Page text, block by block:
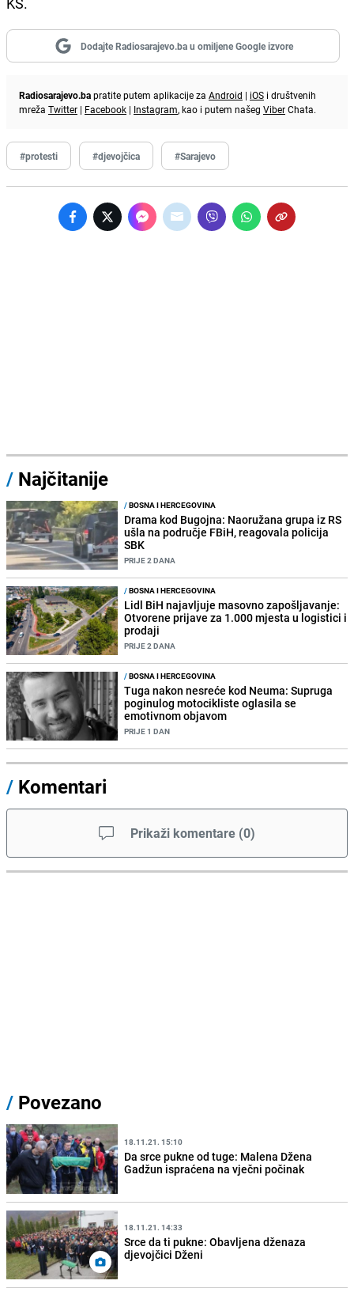
Dodajte Radiosarajevo.ba u omiljene Google izvore
Radiosarajevo.bapratite putem aplikacije za Android | iOS i društvenih
mreža Twitter | Facebook | Instagram, kao i putem našeg ViberChata.
#protesti #djevojčica #Sarajevo
/ Najčitanije
/BOSNA I HERCEGOVINA
Drama kod Bugojna: Naoružana grupa iz RS
ušla na područje FBiH, reagovala policija
SBK
PRIJE 2 DANA
/BOSNA I HERCEGOVINA
Lidl BiH najavljuje masovno zapošljavanje:
Otvorene prijave za 1.000 mjesta u logistici i
prodaji
PRIJE 2 DANA
/BOSNA I HERCEGOVINA
Tuga nakon nesreće kod Neuma: Supruga
poginulog motocikliste oglasila se
emotivnom objavom
PRIJE 1 DAN
/ Komentari
Prikaži komentare (0)
/ Povezano
18.11.21. 15:10
Da srce pukne od tuge: Malena Džena
Gadžun ispraćena na vječni počinak
18.11.21. 14:33
Srce da ti pukne: Obavljena dženaza
djevojčici Dženi